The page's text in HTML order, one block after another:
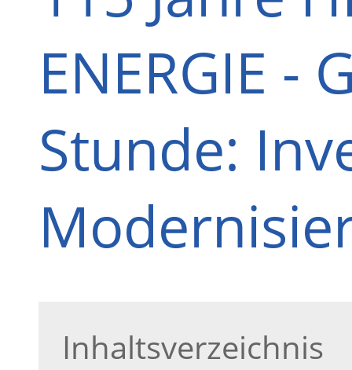
ENERGIE -
Stunde:
Inhaltsverzeichnis